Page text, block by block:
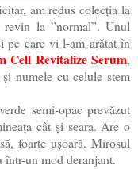
am redus colecția la
revin la ”normal”. Unul
pe care vi l-am arătat în
Cell Revitalize Serum,
numele cu celule stem
semi-opac prevăzut
cât și seara. Are o
foarte ușoară. Mirosul
într-un mod deranjant.